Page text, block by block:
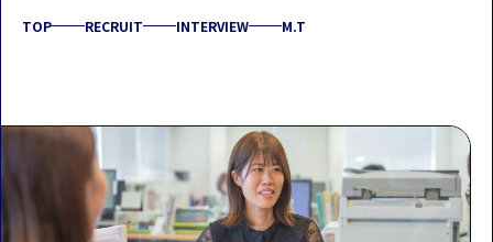
TOP RECRUIT INTERVIEW M.T